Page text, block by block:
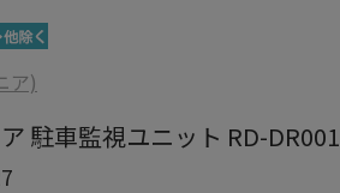
ア)
駐車監視ユニット RD-DR001